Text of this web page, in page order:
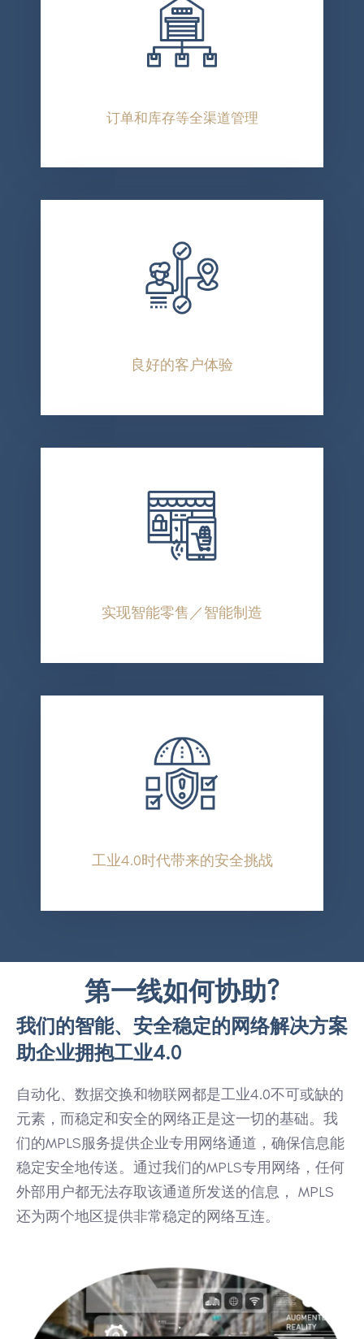
订单和库存等全渠道管理
良好的客户体验
实现智能零售／智能制造
工业4.0时代带来的安全挑战
第一线如何协助?
我们的智能、安全稳定的网络解决方案
助企业拥抱工业4.0
自动化、数据交换和物联网都是工业4.0不可或缺的
元素，而稳定和安全的网络正是这一切的基础。我
们的MPLS服务提供企业专用网络通道，确保信息能
稳定安全地传送。通过我们的MPLS专用网络，任何
外部用户都无法存取该通道所发送的信息， MPLS
还为两个地区提供非常稳定的网络互连。